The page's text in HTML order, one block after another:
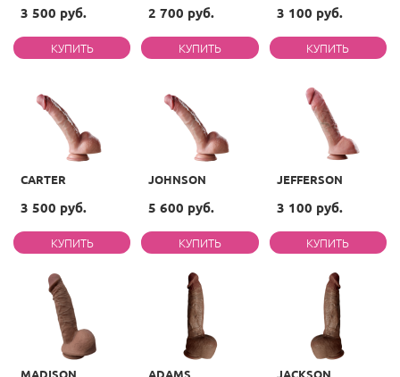
3 500 руб. 2 700 руб. 3 100 руб.
CARTER
3 500 руб.
JOHNSON
5 600 руб.
JEFFERSON
3 100 руб.
MADISON ADAMS JACKSON